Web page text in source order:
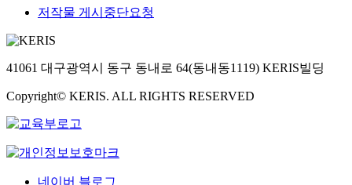
저작물 게시중단요청
41061 대구광역시 동구 동내로 64(동내동1119) KERIS빌딩
Copyright© KERIS. ALL RIGHTS RESERVED
네이버 블로그